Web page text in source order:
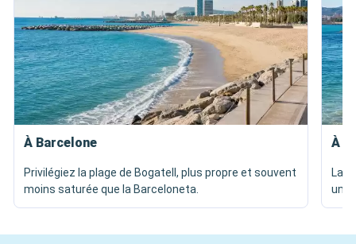
À Barcelone
Privilégiez la plage de Bogatell, plus propre et souvent
moins saturée que la Barceloneta.
À
La
une